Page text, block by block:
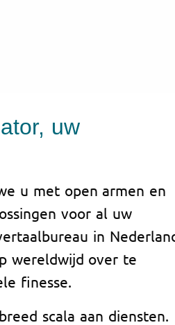
uw
u met open armen en
voor al uw
in
wereldwijd over te
finesse.
scala aan diensten.